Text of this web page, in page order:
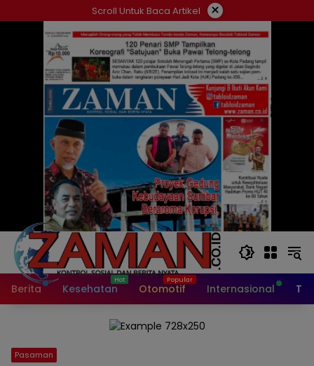
ke
Scroll Untuk Baca Artikel ×
Berita Kesehatan Otomotif Internasional
Pasaman